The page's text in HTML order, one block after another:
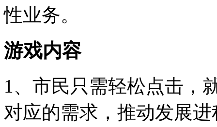
性业务。
游戏内容
1、市民只需轻松点击，
对应的需求，推动发展